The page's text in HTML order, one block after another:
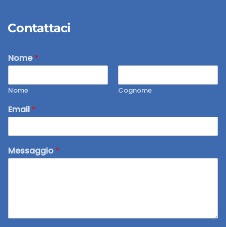
Contattaci
Nome*
Nome Cognome
Email *
Messaggio *